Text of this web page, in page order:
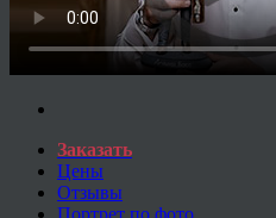
Заказать
Цены
Отзывы
Портрет по фото